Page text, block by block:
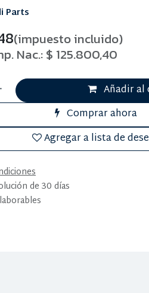
Parts
(impuesto incluido)
Nac.:$ 125.800,40
Añadir
Comprar ahora
Agregar a lista de
de 30 días